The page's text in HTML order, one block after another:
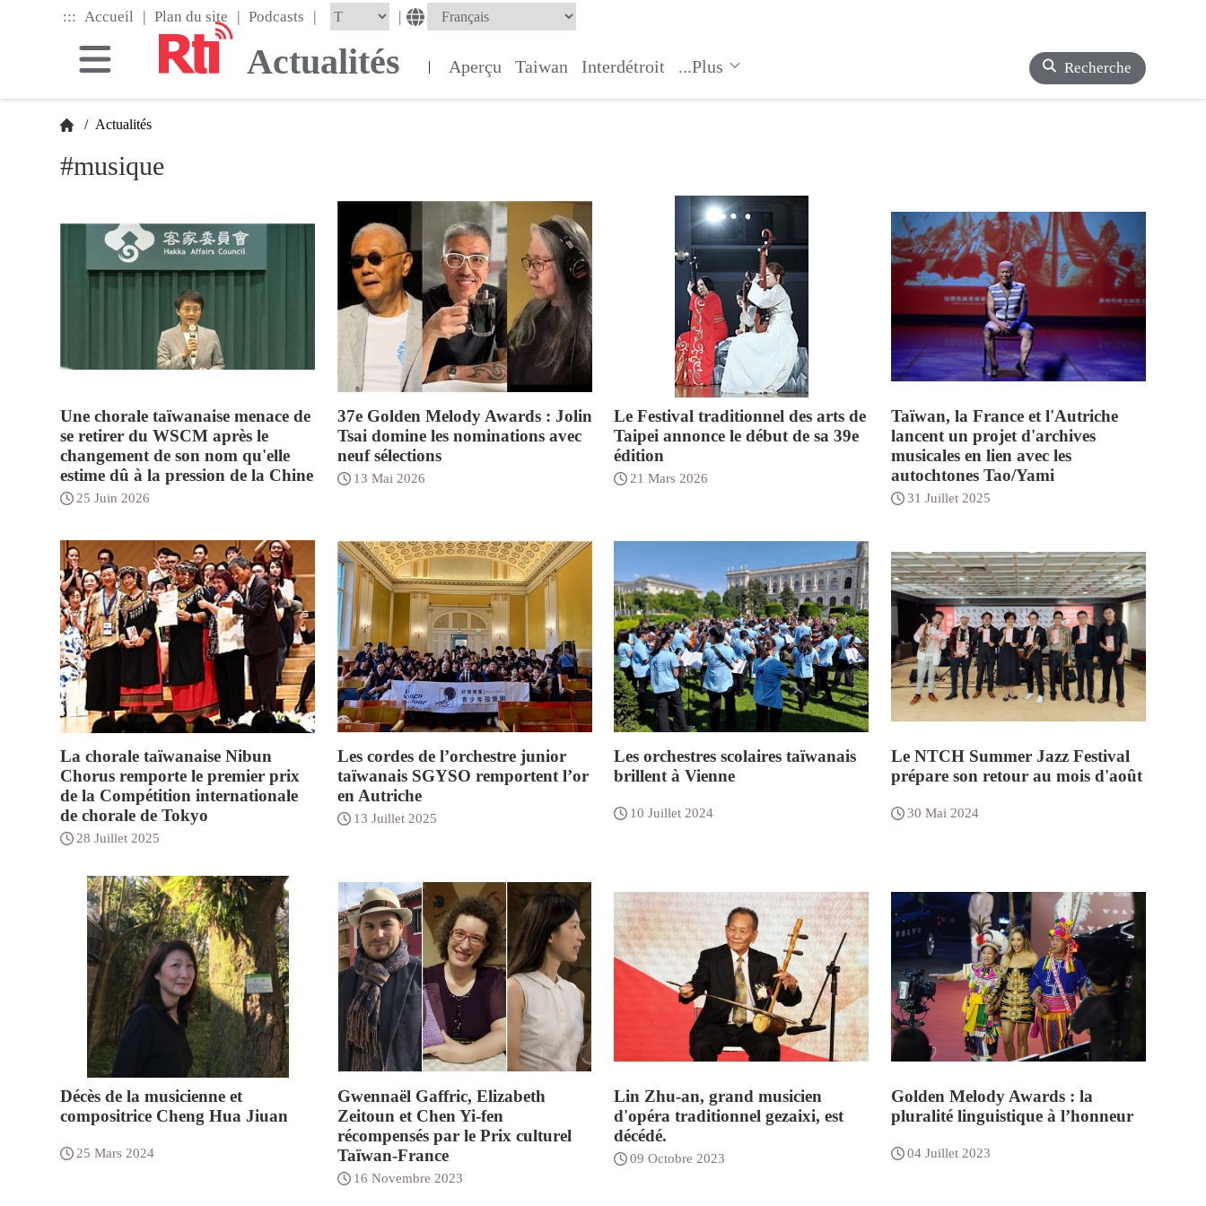
::: Accueil | Plan du site | Podcasts | |
Actualités | Aperçu Taiwan Interdétroit ...Plus Recherche
/ Actualités
#musique
Une chorale taïwanaise menace de
se retirer du WSCM après le
changement de son nom qu'elle
estime dû à la pression de la Chine
25 Juin 2026
37e Golden Melody Awards : Jolin
Tsai domine les nominations avec
neuf sélections
13 Mai 2026
Le Festival traditionnel des arts de
Taipei annonce le début de sa 39e
édition
21 Mars 2026
Taïwan, la France et l'Autriche
lancent un projet d'archives
musicales en lien avec les
autochtones Tao/Yami
31 Juillet 2025
La chorale taïwanaise Nibun
Chorus remporte le premier prix
de la Compétition internationale
de chorale de Tokyo
28 Juillet 2025
Les cordes de l’orchestre junior
taïwanais SGYSO remportent l’or
en Autriche
13 Juillet 2025
Les orchestres scolaires taïwanais
brillent à Vienne
10 Juillet 2024
Le NTCH Summer Jazz Festival
prépare son retour au mois d'août
30 Mai 2024
Décès de la musicienne et
compositrice Cheng Hua Jiuan
25 Mars 2024
Gwennaël Gaffric, Elizabeth
Zeitoun et Chen Yi-fen
récompensés par le Prix culturel
Taïwan-France
16 Novembre 2023
Lin Zhu-an, grand musicien
d'opéra traditionnel gezaixi, est
décédé.
09 Octobre 2023
Golden Melody Awards : la
pluralité linguistique à l’honneur
04 Juillet 2023